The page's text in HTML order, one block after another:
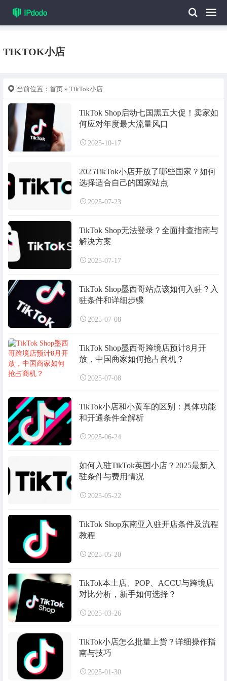
TIKTOK小店
当前位置： 首页 » TikTok小店
TikTok Shop启动七国黑五大促！卖家如
何应对年度最大流量风口
2025-10-17
2025TikTok小店开放了哪些国家？如何
选择适合自己的国家站点
2025-07-23
TikTok Shop无法登录？全面排查指南与
解决方案
2025-07-17
TikTok Shop墨西哥站点该如何入驻？入
驻条件和详细步骤
2025-07-08
TikTok Shop墨西哥跨境店预计8月开
放，中国商家如何抢占商机？
2025-07-08
TikTok小店和小黄车的区别：具体功能
和开通条件全解析
2025-06-24
如何入驻TikTok英国小店？2025最新入
驻条件与费用情况
2025-05-22
TikTok Shop东南亚入驻开店条件及流程
教程
2025-05-20
TikTok本土店、POP、ACCU与跨境店
对比分析，新手如何选择？
2025-03-26
TikTok小店怎么批量上货？详细操作指
南与技巧
2025-01-30